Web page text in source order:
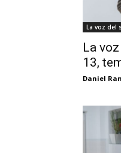
La voz del
La
13,
Daniel